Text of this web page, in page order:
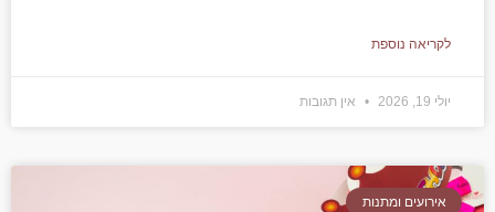
לקריאה נוספת
יולי 19, 2026 אין תגובות
אירועים ומתנות